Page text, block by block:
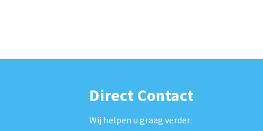
Direct Contact
Wij helpen u graag verder: